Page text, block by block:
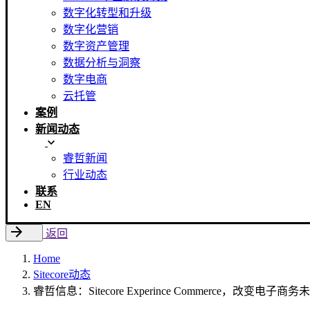
数字化转型和升级
数字化营销
数字资产管理
数据分析与洞察
数字电商
云托管
案例
新闻动态
睿哲新闻
行业动态
联系
EN
返回
Home
Sitecore动态
睿哲信息：Sitecore Experince Commerce，改变电子商务